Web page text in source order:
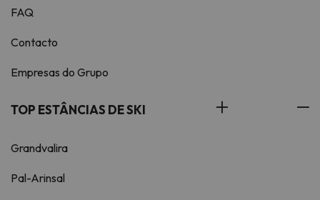
FAQ
Contacto
Empresas do Grupo
TOP ESTÂNCIAS DE SKI
Grandvalira
Pal-Arinsal